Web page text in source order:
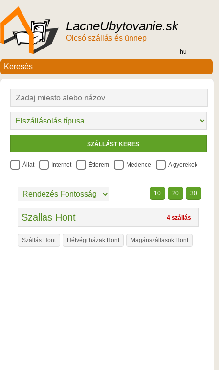
LacneUbytovanie.sk
Olcsó szállás és ünnep
hu
Állat Internet Étterem Medence A gyerekek
10 20 30
4 szállás
Szallas Hont
Szállás Hont Hétvégi házak Hont Magánszállasok Hont